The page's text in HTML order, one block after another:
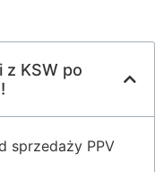
z KSW po
sprzedaży PPV